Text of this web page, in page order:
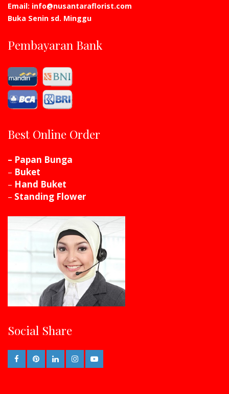
Email: info@nusantaraflorist.com
Buka Senin sd. Minggu
Pembayaran Bank
Best Online Order
– Papan Bunga
– Buket
– Hand Buket
– Standing Flower
Social Share